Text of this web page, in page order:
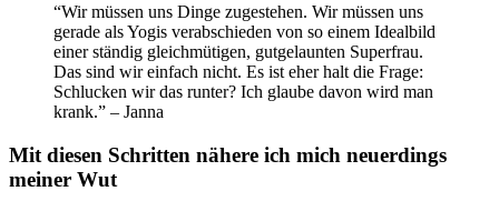
“Wir müssen uns Dinge zugestehen. Wir müssen uns
gerade als Yogis verabschieden von so einem Idealbild
einer ständig gleichmütigen, gutgelaunten Superfrau.
Das sind wir einfach nicht. Es ist eher halt die Frage:
Schlucken wir das runter? Ich glaube davon wird man
krank.” – Janna
Mit diesen Schritten nähere ich mich neuerdings
meiner Wut